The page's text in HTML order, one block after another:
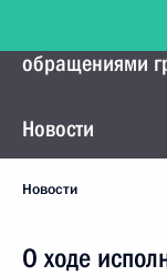
Управление
обращениями
Новости
Новости
О ходе